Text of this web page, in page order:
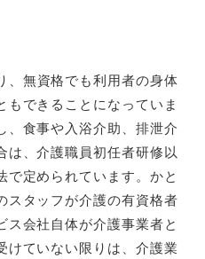
、無資格でも利用者の身体
もできることになっていま
、食事や入浴介助、排泄介
は、介護職員初任者研修以
で定められています。かと
スタッフが介護の有資格者
ス会社自体が介護事業者と
けていない限りは、介護業